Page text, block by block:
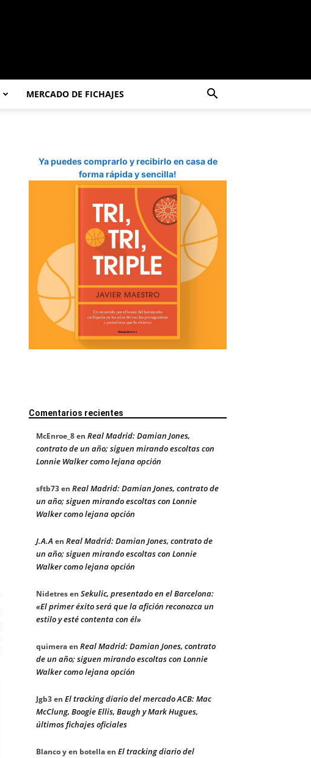
MERCADO DE FICHAJES
Ya puedes comprarlo y recibirlo en casa de
forma rápida y sencilla!
Comentarios recientes
McEnroe_8en Real Madrid: Damian Jones,
contrato de un año; siguen mirando escoltas con
Lonnie Walker como lejana opción
sftb73en Real Madrid: Damian Jones, contrato de
un año; siguen mirando escoltas con Lonnie
Walker como lejana opción
J.A.A en Real Madrid: Damian Jones, contrato de
un año; siguen mirando escoltas con Lonnie
Walker como lejana opción
Nidetresen Sekulic, presentado en el Barcelona:
«El primer éxito será que la afición reconozca un
estilo y esté contenta con él»
quimeraen Real Madrid: Damian Jones, contrato
de un año; siguen mirando escoltas con Lonnie
Walker como lejana opción
Jgb3en El tracking diario del mercado ACB: Mac
McClung, Boogie Ellis, Baugh y Mark Hugues,
últimos fichajes oficiales
Blanco y en botellaen El tracking diario del